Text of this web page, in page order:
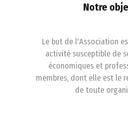
Notre
Le but de l'Association
activité susceptible de
économiques et
membres, dont elle est le
de toute